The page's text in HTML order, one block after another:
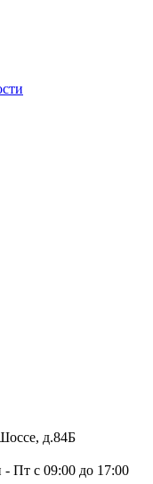
д.84Б
Пт с 09:00 до 17:00